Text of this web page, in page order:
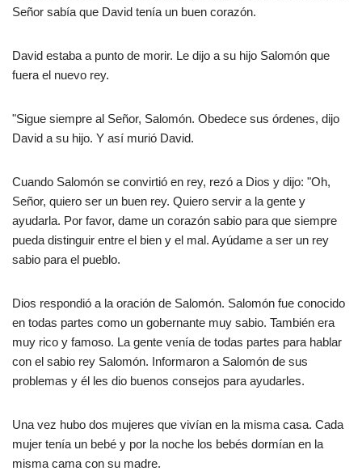
Señor sabía que David tenía un buen corazón.
David estaba a punto de morir. Le dijo a su hijo Salomón que
fuera el nuevo rey.
"Sigue siempre al Señor, Salomón. Obedece sus órdenes, dijo
David a su hijo. Y así murió David.
Cuando Salomón se convirtió en rey, rezó a Dios y dijo: "Oh,
Señor, quiero ser un buen rey. Quiero servir a la gente y
ayudarla. Por favor, dame un corazón sabio para que siempre
pueda distinguir entre el bien y el mal. Ayúdame a ser un rey
sabio para el pueblo.
Dios respondió a la oración de Salomón. Salomón fue conocido
en todas partes como un gobernante muy sabio. También era
muy rico y famoso. La gente venía de todas partes para hablar
con el sabio rey Salomón. Informaron a Salomón de sus
problemas y él les dio buenos consejos para ayudarles.
Una vez hubo dos mujeres que vivían en la misma casa. Cada
mujer tenía un bebé y por la noche los bebés dormían en la
misma cama con su madre.